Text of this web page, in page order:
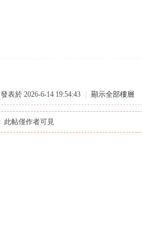
發表於 2026-6-14 19:54:43 顯示全部樓層
此帖僅作者可見